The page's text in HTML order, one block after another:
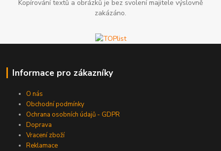
Kopírování textů a obrázků je bez svolení majitele výslovně
zakázáno.
Informace pro zákazníky
O nás
Obchodní podmínky
Ochrana osobních údajů - GDPR
Doprava
Vracení zboží
Reklamace